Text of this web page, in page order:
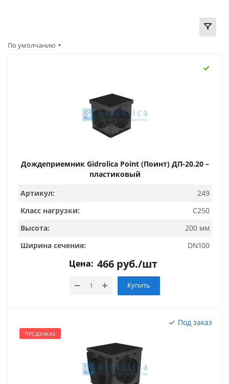
По умолчанию
Дождеприемник Gidrolica Point (Поинт) ДП-20.20 –
пластиковый
Артикул:
249
Класс нагрузки:
C250
Высота:
200 мм
Ширина сечения:
DN100
Цена: 466 руб./шт
Купить
Под заказ
ПРЕДЗАКАЗ